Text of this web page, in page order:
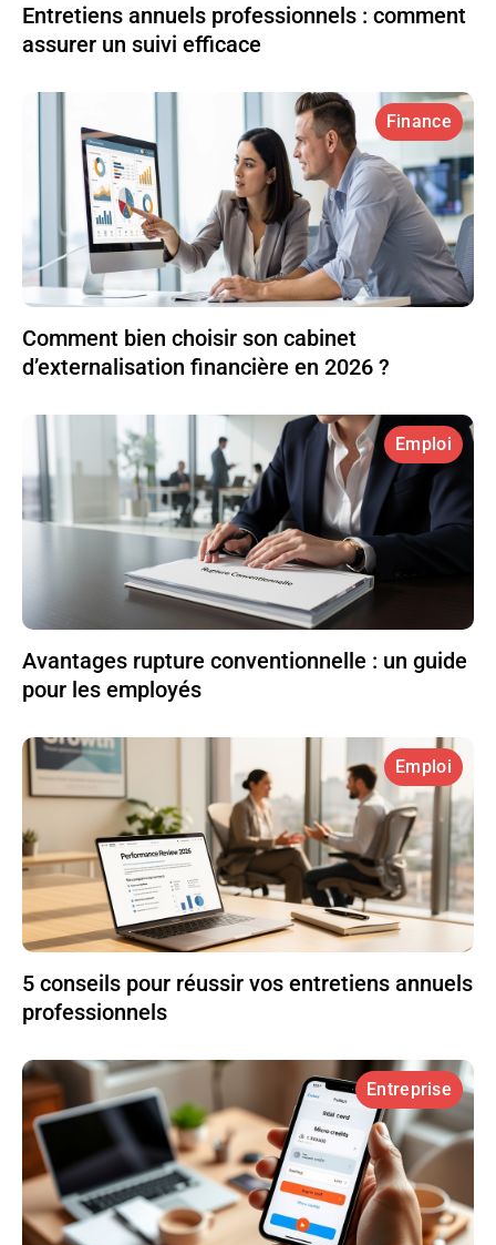
Entretiens annuels professionnels : comment
assurer un suivi efficace
Finance
Comment bien choisir son cabinet
d’externalisation financière en 2026 ?
Emploi
Avantages rupture conventionnelle : un guide
pour les employés
Emploi
5 conseils pour réussir vos entretiens annuels
professionnels
Entreprise